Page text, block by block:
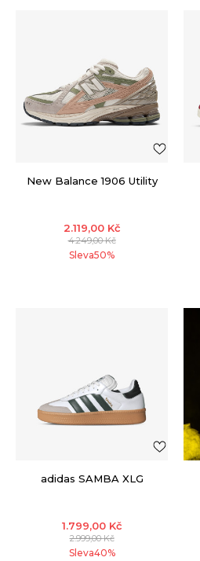
New Balance 1906 Utility
2.119,00 Kč
4.249,00Kč
Sleva50%
adidas SAMBA XLG
1.799,00 Kč
2.999,00Kč
Sleva40%